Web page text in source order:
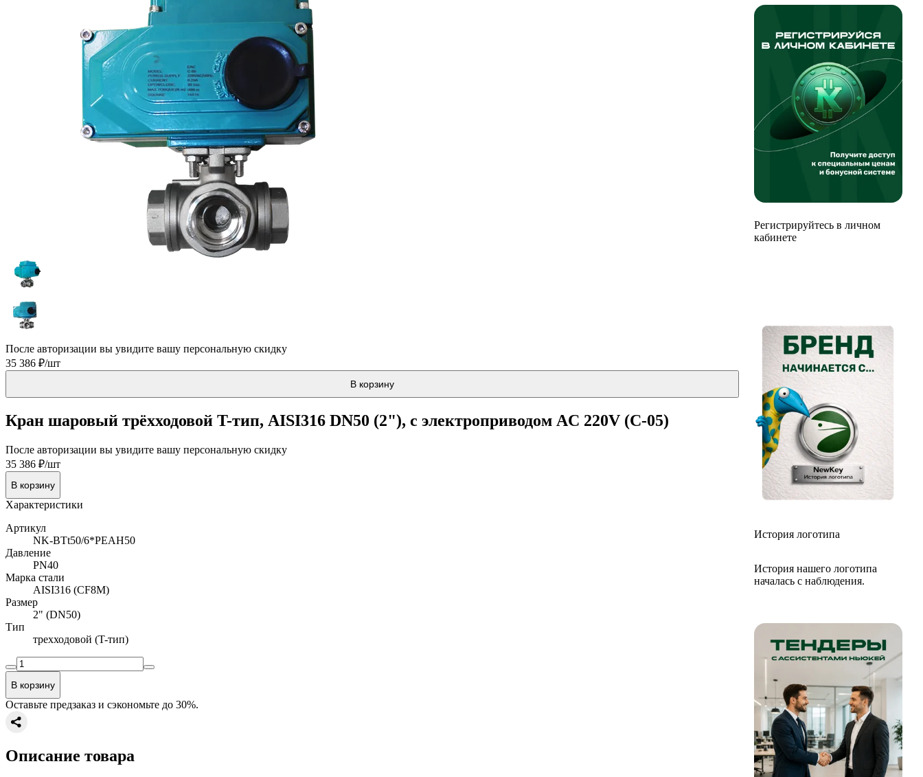
Регистрируйтесь в личном
кабинете
История логотипа
История нашего логотипа
началась с наблюдения.
После авторизации вы увидите вашу персональную скидку
35 386 ₽/шт
В корзину
Кран шаровый трёхходовой T-тип, AISI316 DN50 (2"), с электроприводом AC 220V (С-05)
После авторизации вы увидите вашу персональную скидку
35 386 ₽/шт
В корзину
Характеристики
Артикул
NK-BTt50/6*PEAH50
Давление
PN40
Марка стали
AISI316 (CF8M)
Размер
2" (DN50)
Тип
трехходовой (T-тип)
В корзину
Оставьте предзаказ и сэкономьте до 30%.
Описание товара